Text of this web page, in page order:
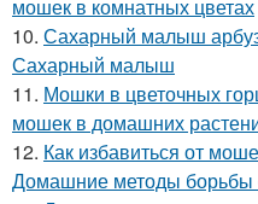
мошек в комнатных цветах
10. Сахарный малыш
Сахарный малыш
11. Мошки в цветочных
мошек в домашних
12. Как избавиться от
Домашние методы борьбы